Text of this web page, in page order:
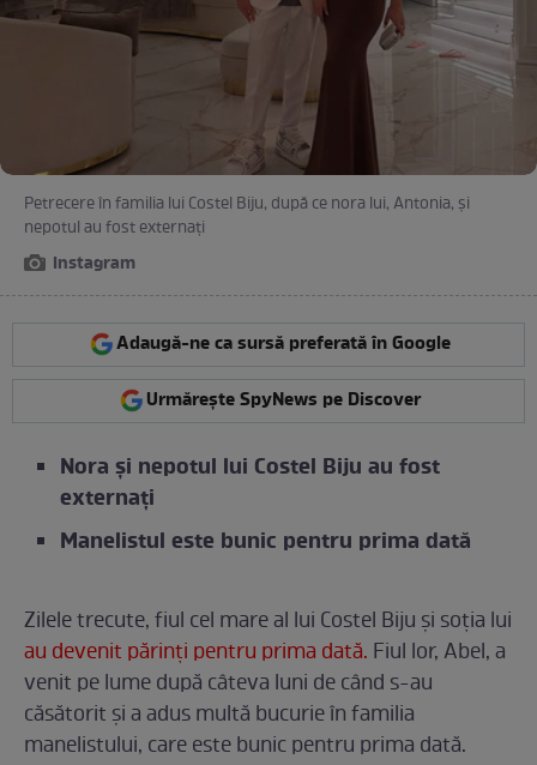
Petrecere în familia lui Costel Biju, după ce nora lui, Antonia, și
nepotul au fost externați
Instagram
Adaugă-ne ca sursă preferată în Google
Urmărește SpyNews pe Discover
Nora și nepotul lui Costel Biju au fost
externați
Manelistul este bunic pentru prima dată
Zilele trecute, fiul cel mare al lui Costel Biju și soția lui
au devenit părinți pentru prima dată. Fiul lor, Abel, a
venit pe lume după câteva luni de când s-au
căsătorit și a adus multă bucurie în familia
manelistului, care este bunic pentru prima dată.